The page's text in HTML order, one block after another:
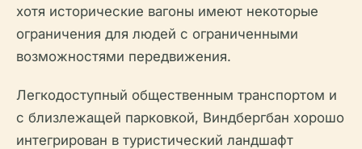
хотя исторические вагоны имеют некоторые
ограничения для людей с ограниченными
возможностями передвижения.
Легкодоступный общественным транспортом и
с близлежащей парковкой, Виндбергбан хорошо
интегрирован в туристический ландшафт